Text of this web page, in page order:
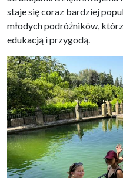
staje się coraz bardziej
młodych podróżników,
edukacją i przygodą.